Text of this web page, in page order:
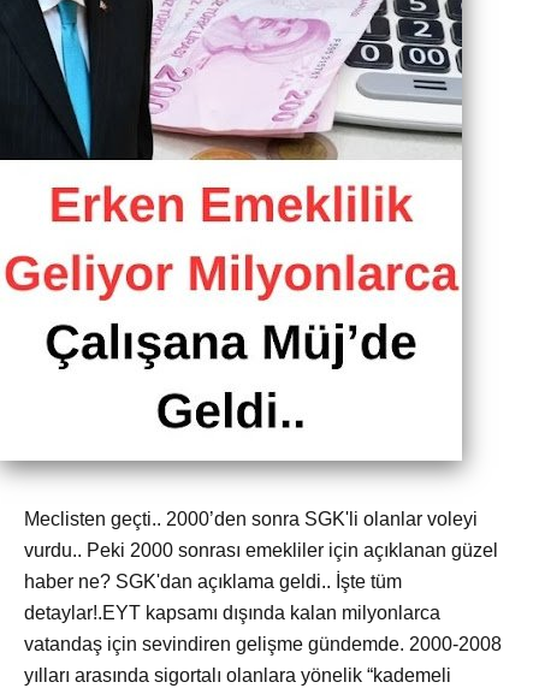
Meclisten geçti.. 2000’den sonra SGK'li olanlar voleyi
vurdu.. Peki 2000 sonrası emekliler için açıklanan güzel
haber ne? SGK'dan açıklama geldi.. İşte tüm
detaylar!.EYT kapsamı dışında kalan milyonlarca
vatandaş için sevindiren gelişme gündemde. 2000-2008
yılları arasında sigortalı olanlara yönelik “kademeli